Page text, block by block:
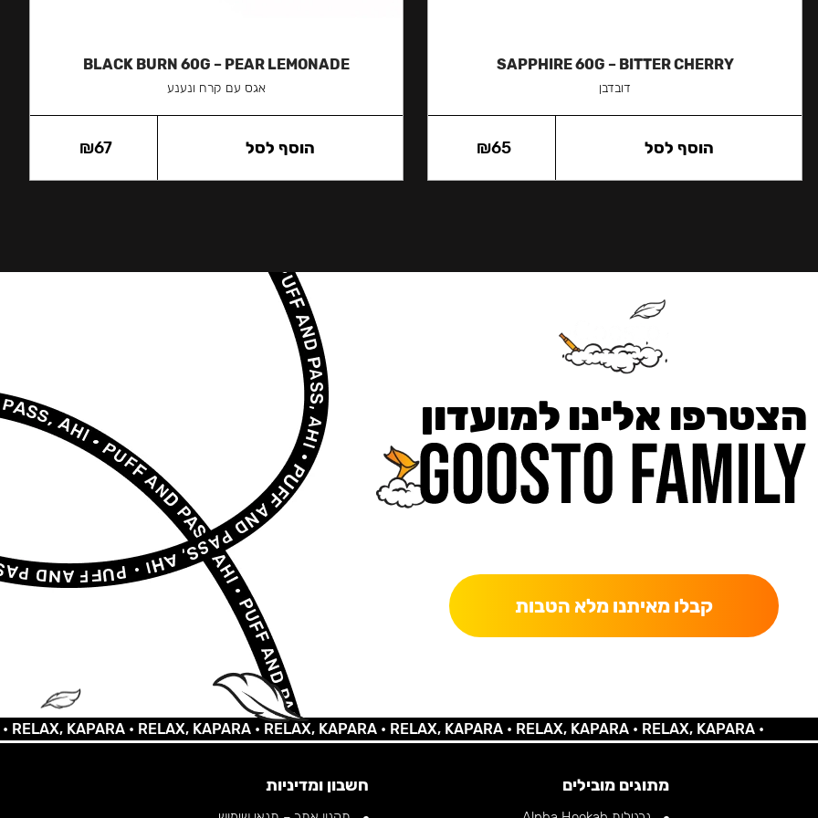
SAPPHIRE 60G – BITTER CHERRY
דובדבן
₪65 הוסף לסל
BLACK BURN 60G – PEAR LEMONADE
אגס עם קרח ונענע
₪67 הוסף לסל
הצטרפו אלינו למועדון
קבלו מאיתנו מלא הטבות
KAPARA •RELAX, KAPARA •RELAX, KAPARA •RELAX, KAPARA •RELAX, KAPARA •RELAX, KAPARA •
מתוגים מובילים חשבון ומדיניות